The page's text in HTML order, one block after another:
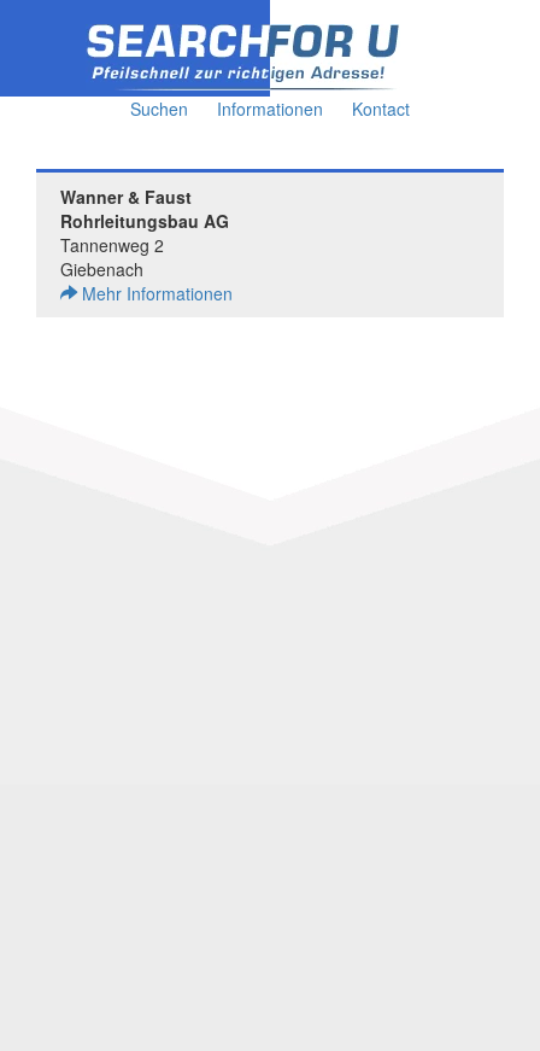
Suchen Informationen Kontact
Wanner & Faust
Rohrleitungsbau AG
Tannenweg 2
Giebenach
Mehr Informationen